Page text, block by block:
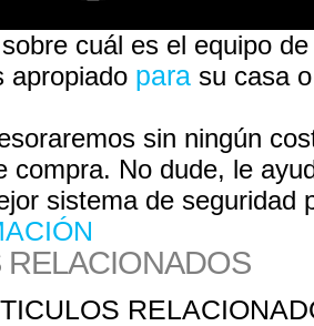
cuál es el equipo
apropiado para su casa
sin ningún
compra. No dude, le
sistema de seguridad